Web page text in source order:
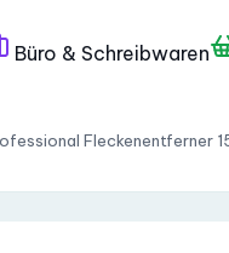
Büro & Schreibwaren
Fleckenentferner